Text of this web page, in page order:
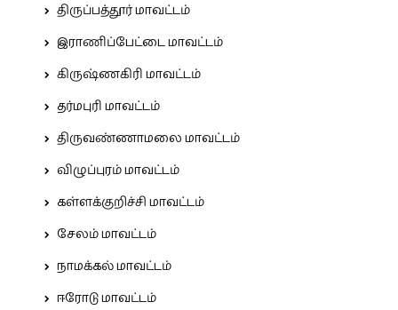
திருப்பத்தூர் மாவட்டம்
இராணிப்பேட்டை மாவட்டம்
கிருஷ்ணகிரி மாவட்டம்
தர்மபுரி மாவட்டம்
திருவண்ணாமலை மாவட்டம்
விழுப்புரம் மாவட்டம்
கள்ளக்குறிச்சி மாவட்டம்
சேலம் மாவட்டம்
நாமக்கல் மாவட்டம்
ஈரோடு மாவட்டம்